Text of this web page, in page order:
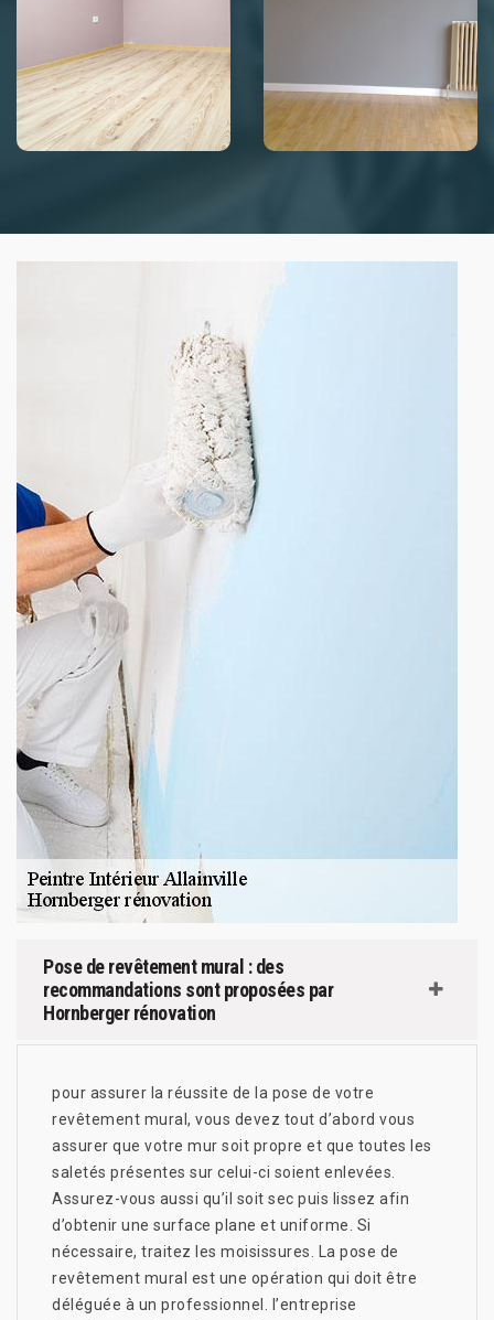
Pose de revêtement mural : des
recommandations sont proposées par
Hornberger rénovation
pour assurer la réussite de la pose de votre
revêtement mural, vous devez tout d’abord vous
assurer que votre mur soit propre et que toutes les
saletés présentes sur celui-ci soient enlevées.
Assurez-vous aussi qu’il soit sec puis lissez afin
d’obtenir une surface plane et uniforme. Si
nécessaire, traitez les moisissures. La pose de
revêtement mural est une opération qui doit être
déléguée à un professionnel. l’entreprise